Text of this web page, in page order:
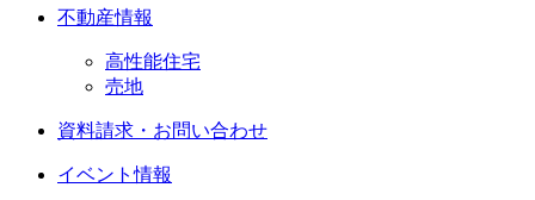
不動産情報
高性能住宅
売地
資料請求・お問い合わせ
イベント情報